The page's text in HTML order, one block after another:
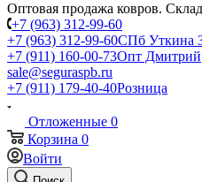
Оптовая продажа ковров.
+7 (963) 312-99-60
+7 (963) 312-99-60СПб Уткина
+7 (911) 160-00-73Опт Дмитрий
sale@seguraspb.ru
+7 (911) 179-40-40Розница
Отложенные 0
Корзина 0
Войти